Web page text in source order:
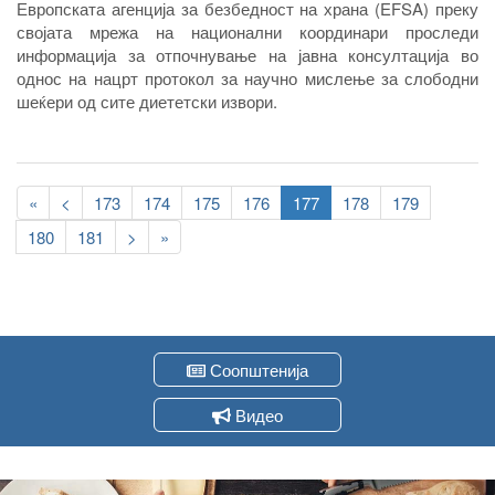
Европската агенција за безбедност на храна (EFSA) преку
својата мрежа на национални координари проследи
информација за отпочнување на јавна консултација во
однос на нацрт протокол за научно мислење за слободни
шеќери од сите диететски извори.
Pagination
First
page
«
Previous
page
< Page
173 Page
174 Page
175 Page
176
Current
page
177 Page
178 Page
179
Page
180 Page
181
Следна
страна
>
Last
page
»
Соопштенија
Видео